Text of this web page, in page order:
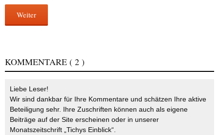
Weiter
KOMMENTARE ( 2 )
Liebe Leser!
Wir sind dankbar für Ihre Kommentare und schätzen Ihre aktive
Beteiligung sehr. Ihre Zuschriften können auch als eigene
Beiträge auf der Site erscheinen oder in unserer
Monatszeitschrift „Tichys Einblick“.